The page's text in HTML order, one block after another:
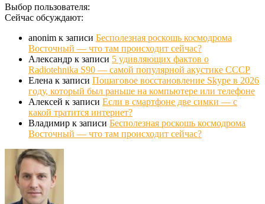
Выбор пользователя:
Сейчас обсуждают:
anonim к записи Бесполезная роскошь космодрома
Восточный — что там происходит сейчас?
Александр к записи 5 удивляющих фактов о
Radiotehnika S90 — самой популярной акустике СССР
Елена к записи Пошаговое восстановление Skype в 2026
году, который был раньше на компьютере или телефоне
Алексей к записи Если в смартфоне две симки — с
какой тратится интернет?
Владимир к записи Бесполезная роскошь космодрома
Восточный — что там происходит сейчас?